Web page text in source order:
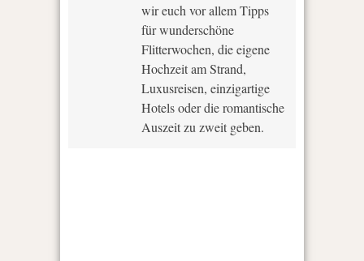
wir euch vor allem Tipps
für wunderschöne
Flitterwochen, die eigene
Hochzeit am Strand,
Luxusreisen, einzigartige
Hotels oder die romantische
Auszeit zu zweit geben.